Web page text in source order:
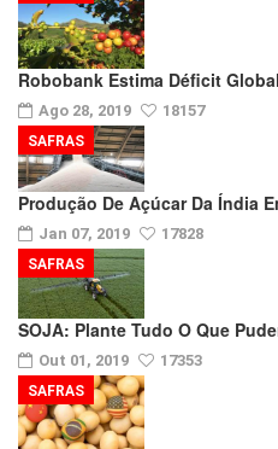
Robobank Estima Déficit
Ago 28, 2019 18157
Produção De Açúcar Da Índia
Jan 07, 2019 17828
SAFRAS
SOJA: Plante Tudo O Que
Out 01, 2019 17353
SAFRAS
SAFRAS